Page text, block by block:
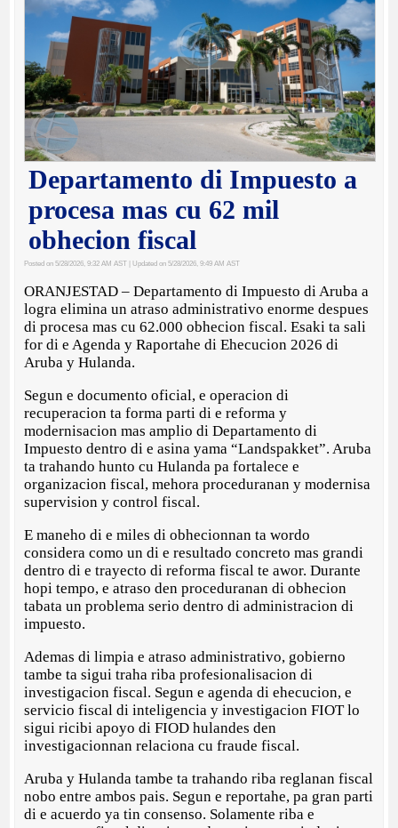
Departamento di Impuesto a
procesa mas cu 62 mil
obhecion fiscal
Posted on 5/28/2026, 9:32 AM AST | Updated on 5/28/2026, 9:49 AM AST
ORANJESTAD – Departamento di Impuesto di Aruba a
logra elimina un atraso administrativo enorme despues
di procesa mas cu 62.000 obhecion fiscal. Esaki ta sali
for di e Agenda y Raportahe di Ehecucion 2026 di
Aruba y Hulanda.
Segun e documento oficial, e operacion di
recuperacion ta forma parti di e reforma y
modernisacion mas amplio di Departamento di
Impuesto dentro di e asina yama “Landspakket”. Aruba
ta trahando hunto cu Hulanda pa fortalece e
organizacion fiscal, mehora proceduranan y modernisa
supervision y control fiscal.
E maneho di e miles di obhecionnan ta wordo
considera como un di e resultado concreto mas grandi
dentro di e trayecto di reforma fiscal te awor. Durante
hopi tempo, e atraso den proceduranan di obhecion
tabata un problema serio dentro di administracion di
impuesto.
Ademas di limpia e atraso administrativo, gobierno
tambe ta sigui traha riba profesionalisacion di
investigacion fiscal. Segun e agenda di ehecucion, e
servicio fiscal di inteligencia y investigacion FIOT lo
sigui ricibi apoyo di FIOD hulandes den
investigacionnan relaciona cu fraude fiscal.
Aruba y Hulanda tambe ta trahando riba reglanan fiscal
nobo entre ambos pais. Segun e reportahe, pa gran parti
di e acuerdo ya tin consenso. Solamente riba e